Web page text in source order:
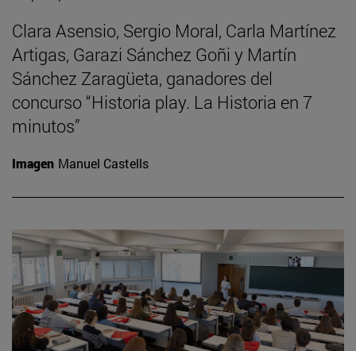
Clara Asensio, Sergio Moral, Carla Martínez
Artigas, Garazi Sánchez Goñi y Martín
Sánchez Zaragüeta, ganadores del
concurso “Historia play. La Historia en 7
minutos”
Imagen Manuel Castells